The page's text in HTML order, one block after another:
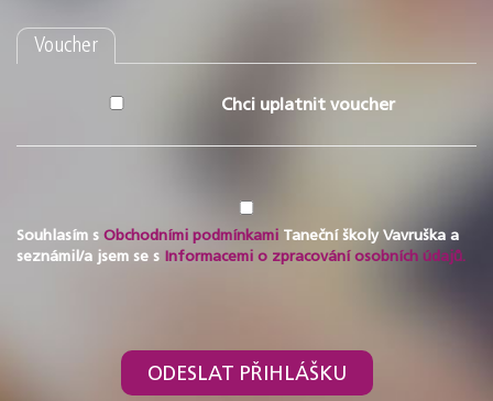
Voucher
Chci uplatnit voucher
Souhlasím s Obchodními podmínkami Taneční školy Vavruška a
seznámil/a jsem se s Informacemi o zpracování osobních údajů.
ODESLAT PŘIHLÁŠKU